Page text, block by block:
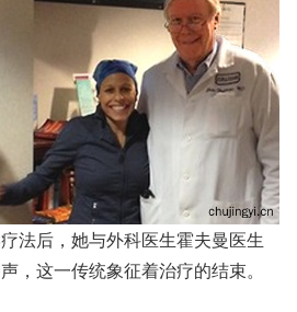
法后，她与外科医生霍夫曼医生
，这一传统象征着治疗的结束。